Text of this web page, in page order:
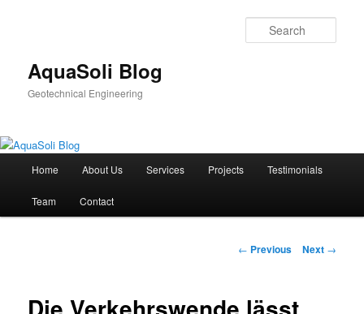
AquaSoli Blog
Geotechnical Engineering
Skip
to
Home About Us Services Projects Testimonials
Team Contact
Post
← Previous Next →